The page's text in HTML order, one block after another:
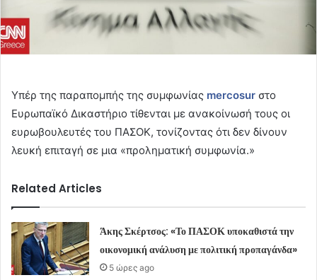
Υπέρ της παραπομπής της συμφωνίας mercosur στο
Ευρωπαϊκό Δικαστήριο τίθενται με ανακοίνωσή τους οι
ευρωβουλευτές του ΠΑΣΟΚ, τονίζοντας ότι δεν δίνουν
λευκή επιταγή σε μια «προληματική συμφωνία.»
Related Articles
Άκης Σκέρτσος: «Το ΠΑΣΟΚ υποκαθιστά την
οικονομική ανάλυση με πολιτική προπαγάνδα»
5 ώρες ago